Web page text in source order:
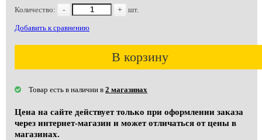
Количество: - + шт.
Добавить к сравнению
В корзину
Товар есть в наличии в 2 магазинах
Цена на сайте действует только при оформлении заказа
через интернет-магазин и может отличаться от цены в
магазинах.